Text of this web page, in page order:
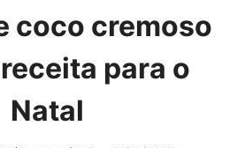
coco cremoso
para o
Natal